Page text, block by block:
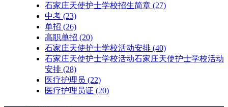
石家庄天使护士学校招生简章 (27)
中考 (23)
单招 (26)
高职单招 (20)
石家庄天使护士学校活动安排 (40)
石家庄天使护士学校活动石家庄天使护士学校活动
安排 (28)
医疗护理员 (22)
医疗护理员证 (20)